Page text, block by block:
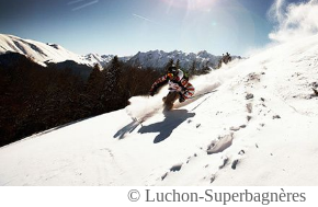
© Luchon-Superbagnères